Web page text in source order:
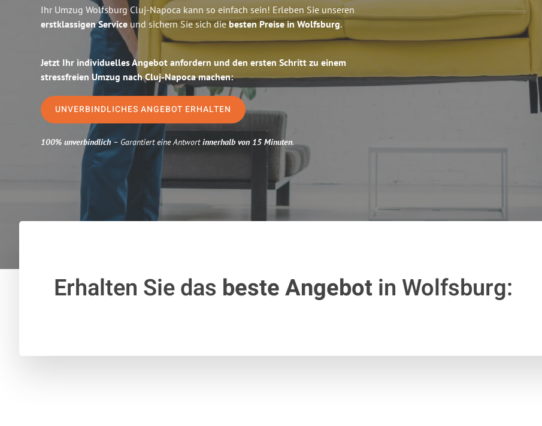
Ihr Umzug Wolfsburg Cluj-Napoca kann so einfach sein! Erleben Sie unseren
erstklassigen Service und sichern Sie sich die besten Preise in Wolfsburg.
Jetzt Ihr individuelles Angebot anfordern und den ersten Schritt zu einem
stressfreien Umzug nach Cluj-Napoca machen:
UNVERBINDLICHES ANGEBOT ERHALTEN
100% unverbindlich– Garantiert eine Antwortinnerhalb von 15 Minuten.
Erhalten Sie das beste Angebotin Wolfsburg: